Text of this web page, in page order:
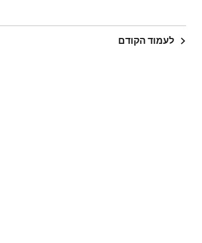
לעמוד הקודם